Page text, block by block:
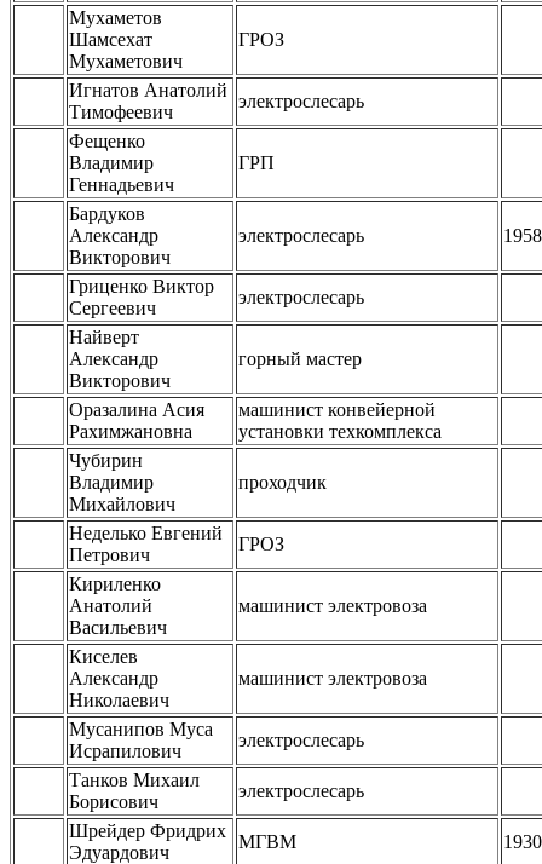
Мухаметов
Шамсехат
Мухаметович
ГРОЗ
Игнатов Анатолий
Тимофеевич
электрослесарь
Фещенко
Владимир
Геннадьевич
ГРП
Бардуков
Александр
Викторович
электрослесарь 1958
Гриценко Виктор
Сергеевич
электрослесарь
Найверт
Александр
Викторович
горный мастер
Оразалина Асия
Рахимжановна
машинист конвейерной
установки техкомплекса
Чубирин
Владимир
Михайлович
проходчик
Неделько Евгений
Петрович
ГРОЗ
Кириленко
Анатолий
Васильевич
машинист электровоза
Киселев
Александр
Николаевич
машинист электровоза
Мусанипов Муса
Исрапилович
электрослесарь
Танков Михаил
Борисович
электрослесарь
Шрейдер Фридрих
Эдуардович
МГВМ
1930